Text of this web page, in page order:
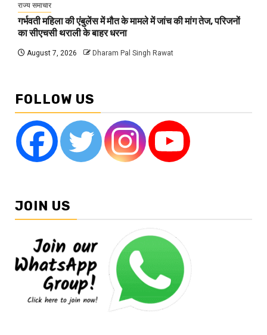
राज्य समाचार
गर्भवती महिला की एंबुलेंस में मौत के मामले में जांच की मांग तेज, परिजनों
का सीएचसी थराली के बाहर धरना
August 7, 2026 Dharam Pal Singh Rawat
FOLLOW US
JOIN US